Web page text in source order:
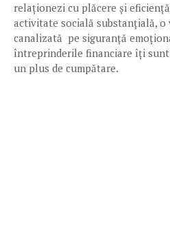
relaționezi cu plăcere și
activitate socială substanțială, o
canalizată pe siguranță
întreprinderile financiare îți
un plus de cumpătare.